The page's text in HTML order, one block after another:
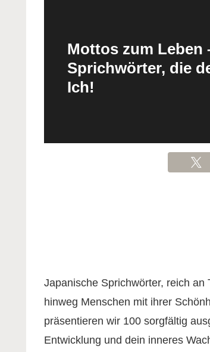
Mottos zum Leben
Sprichwörter, die
Ich!
Japanische Sprichwörter, reich
hinweg Menschen mit ihrer
präsentieren wir 100 sorgfältig
Entwicklung und dein inneres